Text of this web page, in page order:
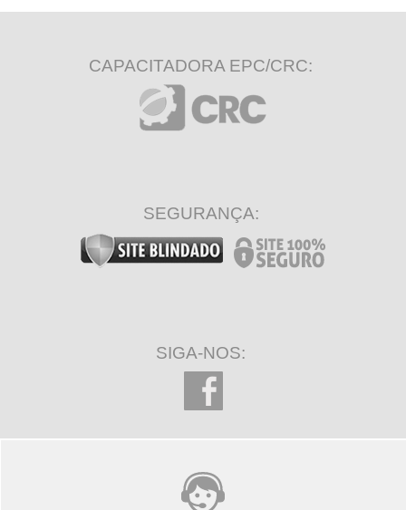
CAPACITADORA EPC/CRC:
SEGURANÇA:
SIGA-NOS: